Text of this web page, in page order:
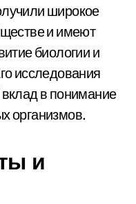
широкое
и имеют
биологии и
исследования
в понимание
организмов.
и